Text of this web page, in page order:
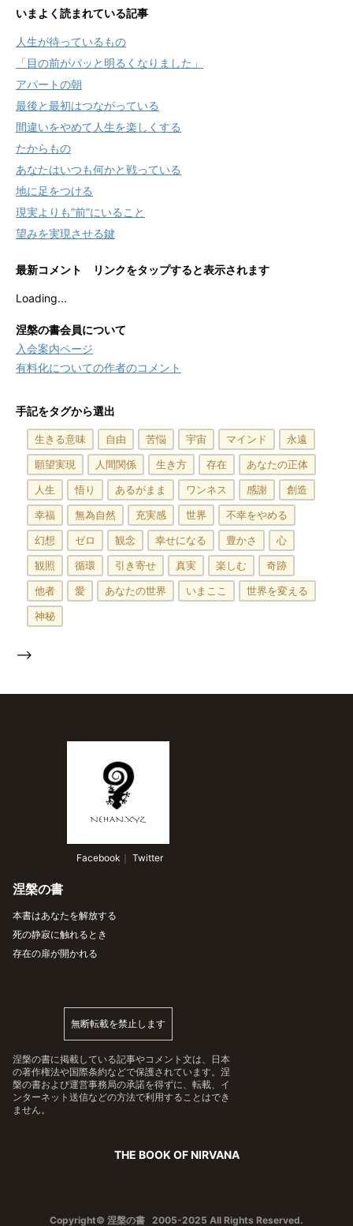
いまよく読まれている記事
人生が待っているもの
「目の前がパッと明るくなりました」
アパートの朝
最後と最初はつながっている
間違いをやめて人生を楽しくする
たからもの
あなたはいつも何かと戦っている
地に足をつける
現実よりも”前”にいること
望みを実現させる鍵
最新コメント リンクをタップすると表示されます
Loading...
涅槃の書会員について
入会案内ページ
有料化についての作者のコメント
手記をタグから選出
生きる意味 自由 苦悩 宇宙 マインド
永遠
願望実現
人間関係 生き方 存在
あなたの正体
人生
悟り あるがまま ワンネス 感謝
創造
幸福
無為自然 充実感 世界
不幸をやめる
幻想
ゼロ 観念 幸せになる 豊かさ
心
観照
循環 引き寄せ 真実 楽しむ
奇跡
他者
愛 あなたの世界 いまここ
世界を変える
神秘
-->
Facebook ｜ Twitter
涅槃の書
本書はあなたを解放する
死の静寂に触れるとき
存在の扉が開かれる
無断転載を禁止します
涅槃の書に掲載している記事やコメント文は、日本
の著作権法や国際条約などで保護されています。涅
槃の書および運営事務局の承諾を得ずに、転載、イ
ンターネット送信などの方法で利用することはでき
ません。
THE BOOK OF NIRVANA
Copyright© 涅槃の書 2005-2025 All Rights Reserved.